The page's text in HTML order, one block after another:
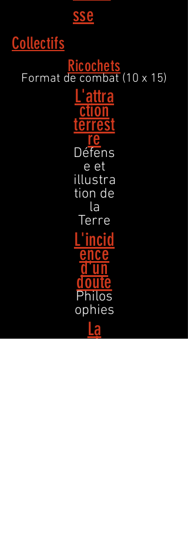
sse
Collectifs
Ricochets
Format de combat (10 x 15)
L'attra
ction
terrest
re
Défens
e et
illustra
tion de
la
Terre
L'incid
ence
d'un
doute
Philos
ophies
La
couleu